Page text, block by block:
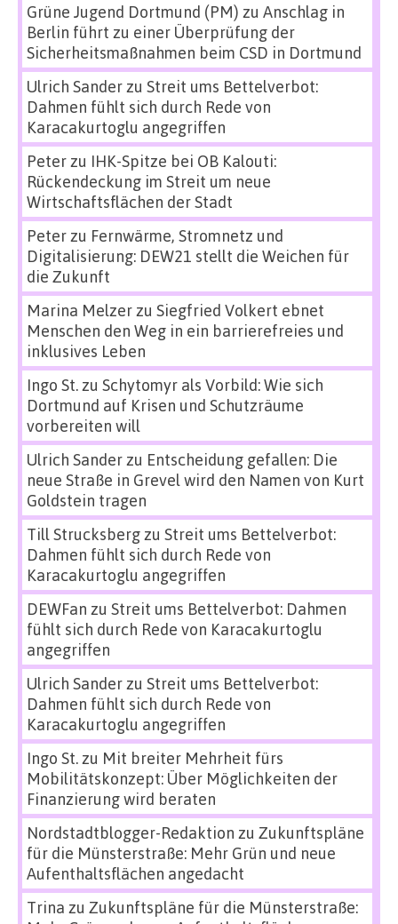
Grüne Jugend Dortmund (PM) zu Anschlag in
Berlin führt zu einer Überprüfung der
Sicherheitsmaßnahmen beim CSD in Dortmund
Ulrich Sanderzu Streit ums Bettelverbot:
Dahmen fühlt sich durch Rede von
Karacakurtoglu angegriffen
Peterzu IHK-Spitze bei OB Kalouti:
Rückendeckung im Streit um neue
Wirtschaftsflächen der Stadt
Peterzu Fernwärme, Stromnetz und
Digitalisierung: DEW21 stellt die Weichen für
die Zukunft
Marina Melzerzu Siegfried Volkert ebnet
Menschen den Weg in ein barrierefreies und
inklusives Leben
Ingo St.zu Schytomyr als Vorbild: Wie sich
Dortmund auf Krisen und Schutzräume
vorbereiten will
Ulrich Sanderzu Entscheidung gefallen: Die
neue Straße in Grevel wird den Namen von Kurt
Goldstein tragen
Till Strucksbergzu Streit ums Bettelverbot:
Dahmen fühlt sich durch Rede von
Karacakurtoglu angegriffen
DEWFan zu Streit ums Bettelverbot: Dahmen
fühlt sich durch Rede von Karacakurtoglu
angegriffen
Ulrich Sanderzu Streit ums Bettelverbot:
Dahmen fühlt sich durch Rede von
Karacakurtoglu angegriffen
Ingo St.zu Mit breiter Mehrheit fürs
Mobilitätskonzept: Über Möglichkeiten der
Finanzierung wird beraten
Nordstadtblogger-Redaktion zu Zukunftspläne
für die Münsterstraße: Mehr Grün und neue
Aufenthaltsflächen angedacht
Trina zu Zukunftspläne für die Münsterstraße: